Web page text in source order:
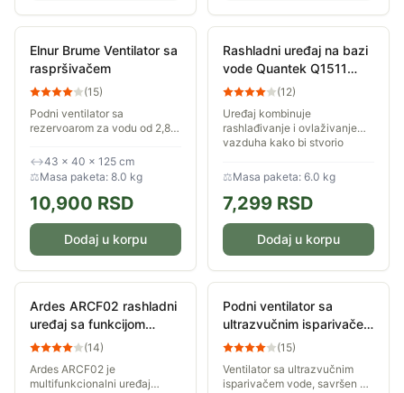
Elnur Brume Ventilator sa
raspršivačem
(15)
Podni ventilator sa
rezervoarom za vodu od 2,8
sati raspršivanja fine magle.
Brzina u režimu ventilacije i
raspršivanja...
↔43 × 40 × 125 cm
⚖Masa paketa: 8.0 kg
10,900 RSD
Dodaj u korpu
Rashladni uređaj na bazi
vode Quantek Q1511
80W
(12)
Uređaj kombinuje
rashlađivanje i ovlaživanje
vazduha kako bi stvorio
zatvorenim prostorijama,
posebno tokom vrelih letnjih...
⚖Masa paketa: 6.0 kg
7,299 RSD
Dodaj u korpu
Ardes ARCF02 rashladni
uređaj sa funkcijom
grejanja
(14)
Ardes ARCF02 je
multifunkcionalni uređaj
Podni ventilator sa
ultrazvučnim isparivačem
vode Prosto MSF409H
(15)
Ventilator sa ultrazvučnim
isparivačem vode, savršen za